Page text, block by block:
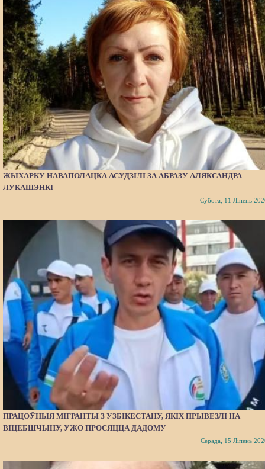
ЖЫХАРКУ НАВАПОЛАЦКА АСУДЗІЛІ ЗА АБРАЗУ АЛЯКСАНДРА
ЛУКАШЭНКІ
Субота, 11 Ліпень
ПРАЦОЎНЫЯ МІГРАНТЫ З УЗБІКЕСТАНУ, ЯКІХ ПРЫВЕЗЛІ НА
ВІЦЕБШЧЫНУ, УЖО ПРОСЯЦЦА ДАДОМУ
Серада, 15 Ліпень